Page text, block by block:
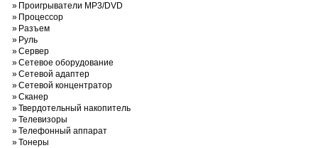
» Проигрыватели MP3/DVD
» Процессор
» Разъем
» Руль
»Сервер
»Сетевое оборудование
»Сетевой адаптер
»Сетевой концентратор
»Сканер
»Твердотельный накопитель
»Телевизоры
»Телефонный аппарат
»Тонеры